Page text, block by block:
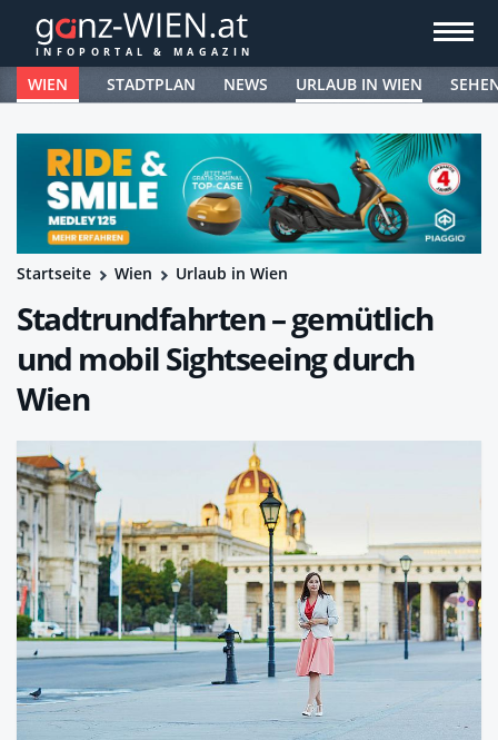
WIEN STADTPLAN NEWS URLAUB IN WIEN
Startseite Wien Urlaub in Wien
Stadtrundfahrten – gemütlich
und mobil Sightseeing durch
Wien